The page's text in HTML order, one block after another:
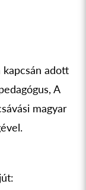
kapcsán adott
A
magyar